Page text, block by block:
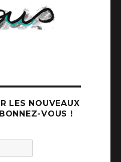
LES NOUVEAUX
VOUS !